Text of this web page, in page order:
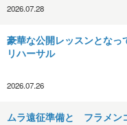
2026.07.28
豪華な公開レッスンとなっ
リハーサル
2026.07.26
ムラ遠征準備と フラメン